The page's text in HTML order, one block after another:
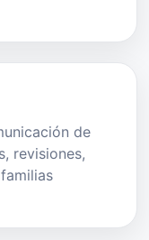
de
revisiones,